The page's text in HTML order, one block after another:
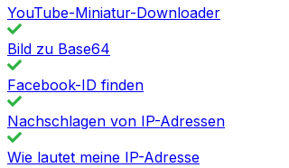
YouTube-Miniatur-Downloader
Bild zu Base64
Facebook-ID finden
Nachschlagen von IP-Adressen
Wie lautet meine IP-Adresse